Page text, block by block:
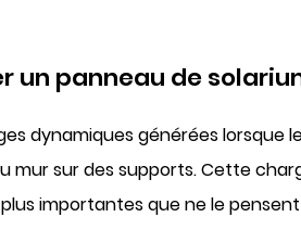
un panneau de
dynamiques générées lorsque
mur sur des supports. Cette
importantes que ne le